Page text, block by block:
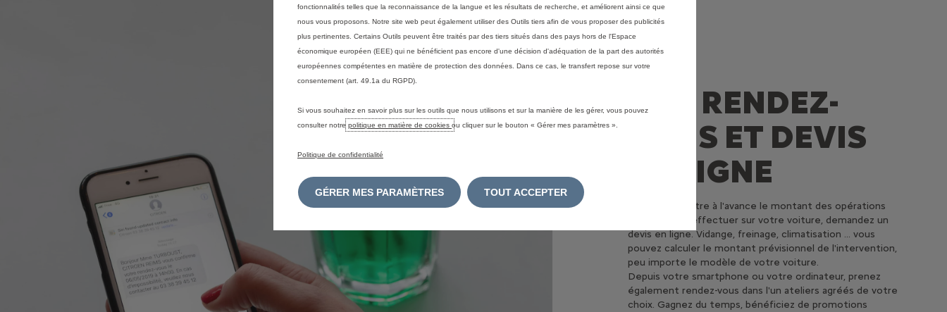
VOS RENDEZ-
VOUS ET DEVIS
EN LIGNE
Afin de connaître à l'avance le montant des opérations
d'entretien à effectuer sur votre voiture, demandez un
devis en ligne. Vidange, freinage, climatisation ... vous
pouvez calculer le montant prévisionnel de l'intervention,
peu importe le modèle de votre voiture.
Depuis votre smartphone ou votre ordinateur, prenez
également rendez-vous dans l'un ateliers agréés de votre
choix. Gagnez du temps, bénéficiez de promotions
fonctionnalités telles que la reconnaissance de la langue et les résultats de recherche, et améliorent ainsi ce que
nous vous proposons. Notre site web peut également utiliser des Outils tiers afin de vous proposer des publicités
plus pertinentes. Certains Outils peuvent être traités par des tiers situés dans des pays hors de l'Espace
économique européen (EEE) qui ne bénéficient pas encore d'une décision d'adéquation de la part des autorités
européennes compétentes en matière de protection des données. Dans ce cas, le transfert repose sur votre
consentement (art. 49.1a du RGPD).
Si vous souhaitez en savoir plus sur les outils que nous utilisons et sur la manière de les gérer, vous pouvez
consulter notre politique en matière de cookies ou cliquer sur le bouton « Gérer mes paramètres ».
Politique de confidentialité
GÉRER MES PARAMÈTRES TOUT ACCEPTER